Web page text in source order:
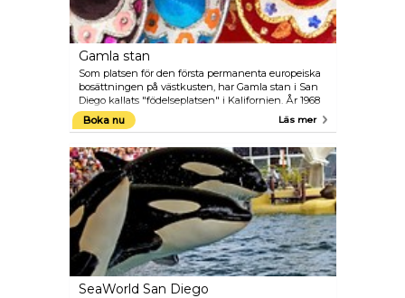
Gamla stan
Som platsen för den första permanenta europeiska
bosättningen på västkusten, har Gamla stan i San
Diego kallats "födelseplatsen" i Kalifornien. År 1968
blev detta en statlig historisk park. I närheten ligger
Heritage Park, där flera av San Diegos mest
blivit autentiskt återställda.
Boka nu Läs mer
SeaWorld San Diego